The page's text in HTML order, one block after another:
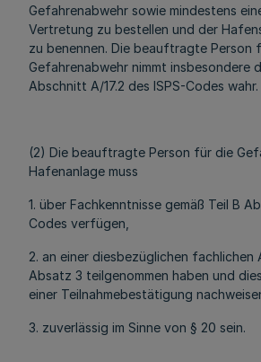
Gefahrenabwehr sowie mindestens
Vertretung zu bestellen und der
zu benennen. Die beauftragte Person
Gefahrenabwehr nimmt insbesondere
Abschnitt A/17.2 des ISPS-Codes wahr.
(2) Die beauftragte Person für die
Hafenanlage muss
1. über Fachkenntnisse gemäß Teil B
Codes verfügen,
2. an einer diesbezüglichen fachlichen
Absatz 3 teilgenommen haben und
einer Teilnahmebestätigung
3. zuverlässig im Sinne von § 20 sein.